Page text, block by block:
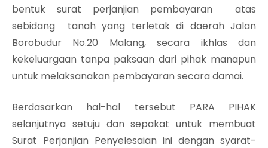
bentuk surat perjanjian pembayaran atas
sebidang tanah yang terletak di daerah Jalan
Borobudur No.20 Malang, secara ikhlas dan
kekeluargaan tanpa paksaan dari pihak manapun
untuk melaksanakan pembayaran secara damai.
Berdasarkan hal-hal tersebut PARA PIHAK
selanjutnya setuju dan sepakat untuk membuat
Surat Perjanjian Penyelesaian ini dengan syarat-